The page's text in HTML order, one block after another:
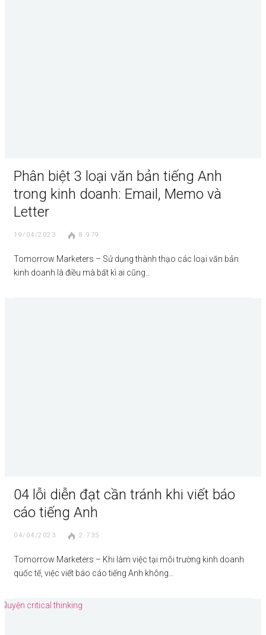
Phân biệt 3 loại văn bản tiếng Anh
trong kinh doanh: Email, Memo và
Letter
19/04/2023 8.979
Tomorrow Marketers – Sử dụng thành thạo các loại văn bản
kinh doanh là điều mà bất kì ai cũng…
04 lỗi diễn đạt cần tránh khi viết báo
cáo tiếng Anh
04/04/2023 2.735
Tomorrow Marketers – Khi làm việc tại môi trường kinh doanh
quốc tế, việc viết báo cáo tiếng Anh không…